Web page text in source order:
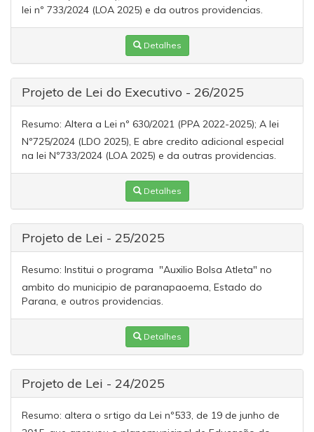
lei nº 733/2024 (LOA 2025) e da outros providencias.
Detalhes
Projeto de Lei do Executivo - 26/2025
Resumo: Altera a Lei nº 630/2021 (PPA 2022-2025); A lei
Nº725/2024 (LDO 2025), E abre credito adicional especial
na lei Nº733/2024 (LOA 2025) e da outras providencias.
Detalhes
Projeto de Lei - 25/2025
Resumo: Institui o programa "Auxilio Bolsa Atleta" no
ambito do municipio de paranapaoema, Estado do
Parana, e outros providencias.
Detalhes
Projeto de Lei - 24/2025
Resumo: altera o srtigo da Lei nº533, de 19 de junho de